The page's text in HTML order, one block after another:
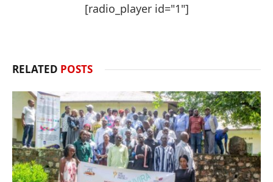
[radio_player id="1"]
RELATED POSTS